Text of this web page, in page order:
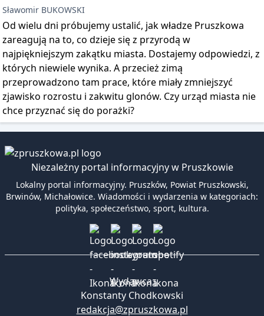
Sławomir BUKOWSKI
Od wielu dni próbujemy ustalić, jak władze Pruszkowa
zareagują na to, co dzieje się z przyrodą w
najpiękniejszym zakątku miasta. Dostajemy odpowiedzi, z
których niewiele wynika. A przecież zimą
przeprowadzono tam prace, które miały zmniejszyć
zjawisko rozrostu i zakwitu glonów. Czy urząd miasta nie
chce przyznać się do porażki?
Niezależny portal informacyjny w Pruszkowie
Lokalny portal informacyjny. Pruszków, Powiat Pruszkowski,
Brwinów, Michałowice. Wiadomości i wydarzenia w kategoriach:
polityka, społeczeństwo, sport, kultura.
Wydawca:
Konstanty Chodkowski
redakcja@zpruszkowa.pl